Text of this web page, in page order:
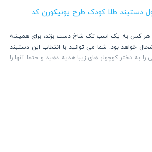
دستبند طلا کودک طرح یونیکورن کد
هر کس به یک اسب تک شاخ دست بزند، برای همیشه
خواهد بود. شما می توانید با انتخاب این دستبند
به دختر کوچولو های زیبا هدیه دهید و حتما آنها را